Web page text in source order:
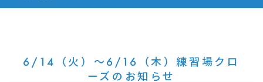
6/14（火）～6/16（木）練習場クロ
ーズのお知らせ